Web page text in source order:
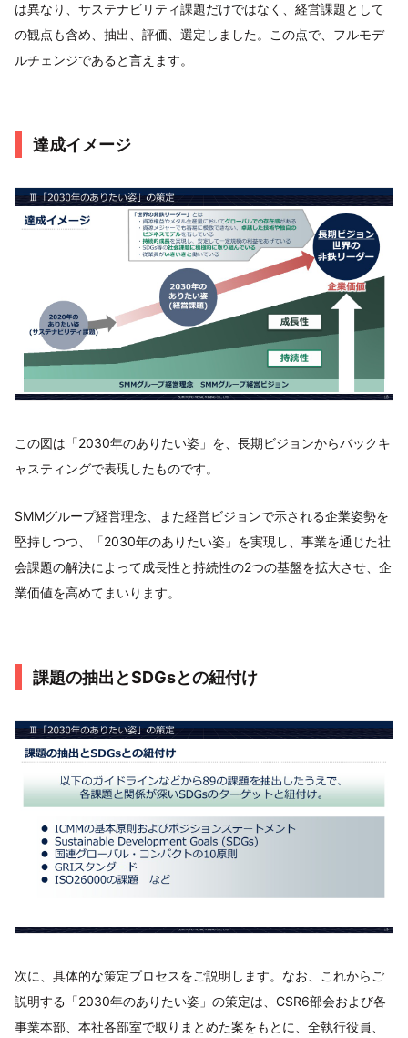
は異なり、サステナビリティ課題だけではなく、経営課題として
の観点も含め、抽出、評価、選定しました。この点で、フルモデ
ルチェンジであると言えます。
達成イメージ
この図は「2030年のありたい姿」を、長期ビジョンからバックキ
ャスティングで表現したものです。
SMMグループ経営理念、また経営ビジョンで示される企業姿勢を
堅持しつつ、「2030年のありたい姿」を実現し、事業を通じた社
会課題の解決によって成長性と持続性の2つの基盤を拡大させ、企
業価値を高めてまいります。
課題の抽出とSDGsとの紐付け
次に、具体的な策定プロセスをご説明します。なお、これからご
説明する「2030年のありたい姿」の策定は、CSR6部会および各
事業本部、本社各部室で取りまとめた案をもとに、全執行役員、